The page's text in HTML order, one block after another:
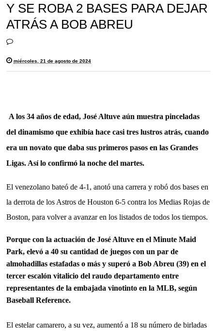
Y SE ROBA 2 BASES PARA DEJAR
ATRÁS A BOB ABREU
miércoles, 21 de agosto de 2024
A los 34 años de edad, José Altuve aún muestra pinceladas
del dinamismo que exhibía hace casi tres lustros atrás, cuando
era un novato que daba sus primeros pasos en las Grandes
Ligas. Así lo confirmó la noche del martes.
El venezolano bateó de 4-1, anotó una carrera y robó dos bases en
la derrota de los Astros de Houston 6-5 contra los Medias Rojas de
Boston, para volver a avanzar en los listados de todos los tiempos.
Porque con la actuación de José Altuve en el Minute Maid
Park, elevó a 40 su cantidad de juegos con un par de
almohadillas estafadas o más y superó a Bob Abreu (39) en el
tercer escalón vitalicio del raudo departamento entre
representantes de la embajada vinotinto en la MLB, según
Baseball Reference.
El estelar camarero, a su vez, aumentó a 18 su número de birladas